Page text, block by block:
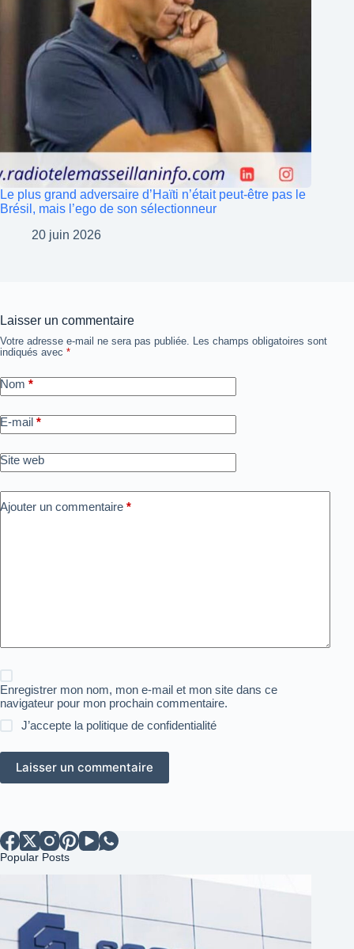
Le plus grand adversaire d’Haïti n’était peut-être pas le
Brésil, mais l’ego de son sélectionneur
20 juin 2026
Laisser un commentaire
Votre adresse e-mail ne sera pas publiée.
Les champs obligatoires sont
indiqués avec *
Nom *
E-mail *
Site web
Ajouter un commentaire *
Enregistrer mon nom, mon e-mail et mon site dans ce
navigateur pour mon prochain commentaire.
J’accepte la politique de confidentialité
Laisser un commentaire
Popular Posts